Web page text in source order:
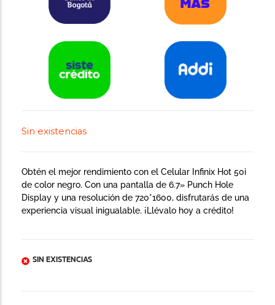
Sin existencias
Obtén el mejor rendimiento con el Celular Infinix Hot 50i
de color negro. Con una pantalla de 6.7» Punch Hole
Display y una resolución de 720*1600, disfrutarás de una
experiencia visual inigualable. ¡Llévalo hoy a crédito!
SIN EXISTENCIAS